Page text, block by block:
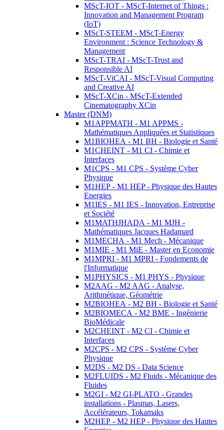
MScT-IOT - MScT-Internet of Things :
Innovation and Management Program
(IoT)
MScT-STEEM - MScT-Energy
Environment : Science Technology &
Management
MScT-TRAI - MScT-Trust and
Responsible AI
MScT-ViCAI - MScT-Visual Computing
and Creative AI
MScT-XCin - MScT-Extended
Cinematography XCin
Master (DNM)
M1APPMATH - M1 APPMS -
Mathématiques Appliquées et Statistiques
M1BIOHEA - M1 BH - Biologie et Santé
M1CHEINT - M1 CI - Chimie et
Interfaces
M1CPS - M1 CPS - Système Cyber
Physique
M1HEP - M1 HEP - Physique des Hautes
Energies
M1IES - M1 IES - Innovation, Entreprise
et Société
M1MATHJHADA - M1 MJH -
Mathématiques Jacques Hadamard
M1MECHA - M1 Mech - Mécanique
M1MIE - M1 MiE - Master en Economie
M1MPRI - M1 MPRI - Fondements de
l'Informatique
M1PHYSICS - M1 PHYS - Physique
M2AAG - M2 AAG - Analyse,
Arithmétique, Géométrie
M2BIOHEA - M2 BH - Biologie et Santé
M2BIOMECA - M2 BME - Ingénierie
BioMédicale
M2CHEINT - M2 CI - Chimie et
Interfaces
M2CPS - M2 CPS - Système Cyber
Physique
M2DS - M2 DS - Data Science
M2FLUIDS - M2 Fluids - Mécanique des
Fluides
M2GI - M2 GI-PLATO - Grandes
installations - Plasmas, Lasers,
Accélérateurs, Tokamaks
M2HEP - M2 HEP - Physique des Hautes